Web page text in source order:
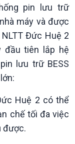
biên giới và hải
biển, đảo Việt
pin lưu trữ
máy và được
Đức Huệ 2
đầu tiên lắp hệ
lưu trữ BESS
Huệ 2 có thể
chế tối đa việc
được.